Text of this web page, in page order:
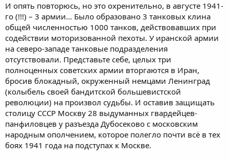
И опять повторюсь, но это охренительно, в августе 1941-
го (!!!) – 3 армии… Было образовано 3 танковых клина
общей численностью 1000 танков, действовавших при
содействии моторизованной пехоты. У иранской армии
на северо-западе танковые подразделения
отсутствовали. Представьте себе, целых три
полноценных советских армии вторгаются в Иран,
бросив блокадный, окруженный немцами Ленинград
(колыбель своей бандитской большевистской
революции) на произвол судьбы. И оставив защищать
столицу СССР Москву 28 выдуманных гвардейцев-
панфиловцев у разъезда Дубосеково с московским
народным ополчением, которое полегло почти всё в тех
боях 1941 года на подступах к Москве.